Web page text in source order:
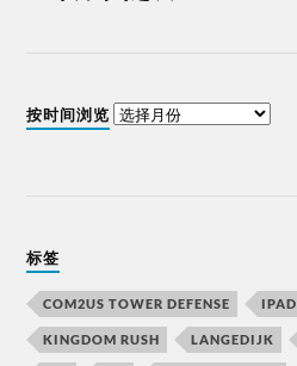
按时间浏览
标签
COM2US TOWER DEFENSE IPAD
KINGDOM RUSH LANGEDIJK